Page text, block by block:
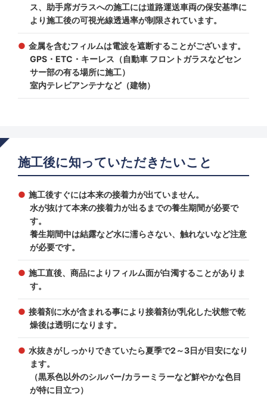
ス、助手席ガラスへの施工には道路運送車両の保安基準に
より施工後の可視光線透過率が制限されています。
金属を含むフィルムは電波を遮断することがございます。
GPS・ETC・キーレス（自動車 フロントガラスなどセン
サー部の有る場所に施工）
室内テレビアンテナなど（建物）
施工後に知っていただきたいこと
施工後すぐには本来の接着力が出ていません。
水が抜けて本来の接着力が出るまでの養生期間が必要で
す。
養生期間中は結露など水に濡らさない、触れないなど注意
が必要です。
施工直後、商品によりフィルム面が白濁することがありま
す。
接着剤に水が含まれる事により接着剤が乳化した状態で乾
燥後は透明になります。
水抜きがしっかりできていたら夏季で2～3日が目安になり
ます。
（黒系色以外のシルバー/カラーミラーなど鮮やかな色目
が特に目立つ）